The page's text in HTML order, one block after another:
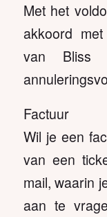
Met het
akkoord
van Bliss
Factuur
Wil je een
van een
mail, waarin
aan te